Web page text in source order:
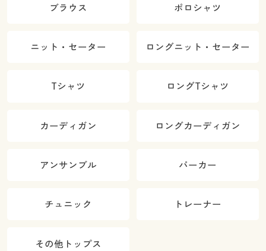
ブラウス ポロシャツ
ニット・セーター ロングニット・セーター
Tシャツ ロングTシャツ
カーディガン ロングカーディガン
アンサンブル パーカー
チュニック トレーナー
その他トップス